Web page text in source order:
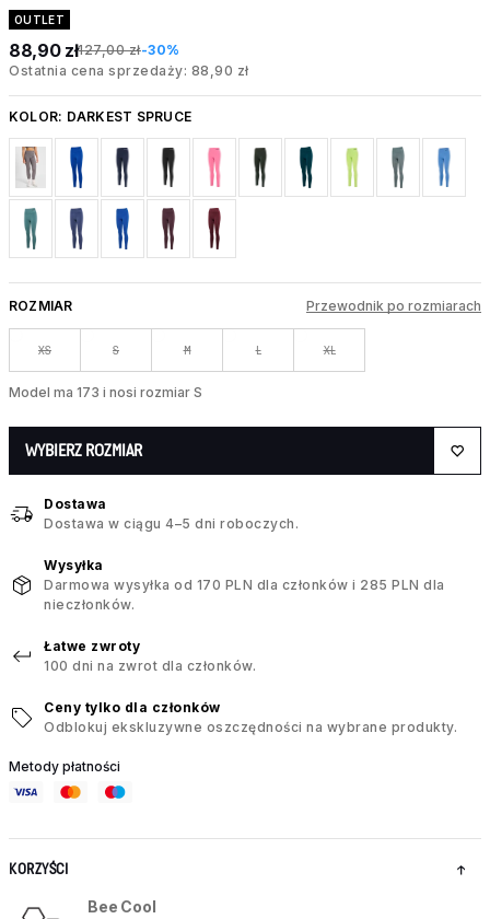
OUTLET
88,90 zł127,00 zł-30%
Ostatnia cena sprzedaży: 88,90 zł
KOLOR: DARKEST SPRUCE
ROZMIAR Przewodnik po rozmiarach
XS S M L XL
Model ma 173 i nosi rozmiar S
WYBIERZ ROZMIAR
Dostawa
Dostawa w ciągu 4–5 dni roboczych.
Wysyłka
Darmowa wysyłka od 170 PLN dla członków i 285 PLN dla
nieczłonków.
Łatwe zwroty
100 dni na zwrot dla członków.
Ceny tylko dla członków
Odblokuj ekskluzywne oszczędności na wybrane produkty.
Metody płatności
KORZYŚCI
Bee Cool